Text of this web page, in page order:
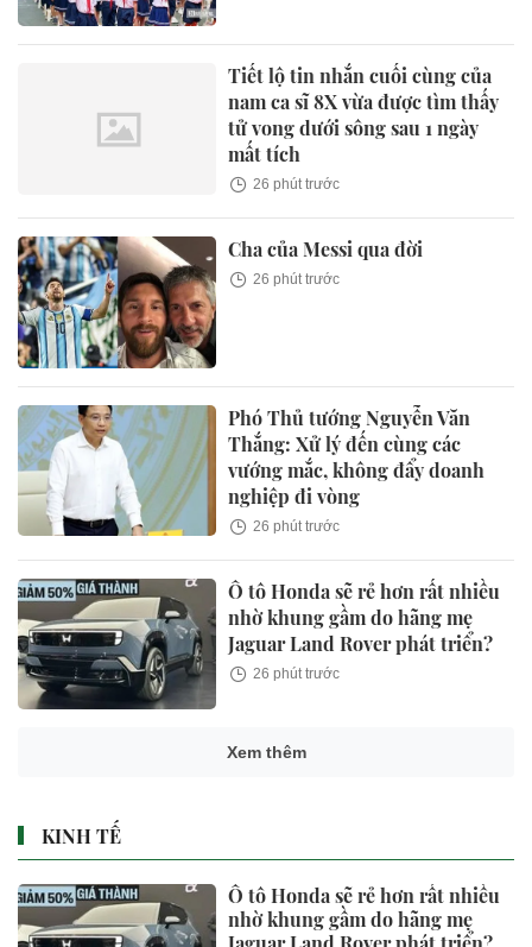
Tiết lộ tin nhắn cuối cùng của
nam ca sĩ 8X vừa được tìm thấy
tử vong dưới sông sau 1 ngày
mất tích
26 phút trước
Cha của Messi qua đời
26 phút trước
Phó Thủ tướng Nguyễn Văn
Thắng: Xử lý đến cùng các
vướng mắc, không đẩy doanh
nghiệp đi vòng
26 phút trước
Ô tô Honda sẽ rẻ hơn rất nhiều
nhờ khung gầm do hãng mẹ
Jaguar Land Rover phát triển?
26 phút trước
Xem thêm
KINH TẾ
Ô tô Honda sẽ rẻ hơn rất nhiều
nhờ khung gầm do hãng mẹ